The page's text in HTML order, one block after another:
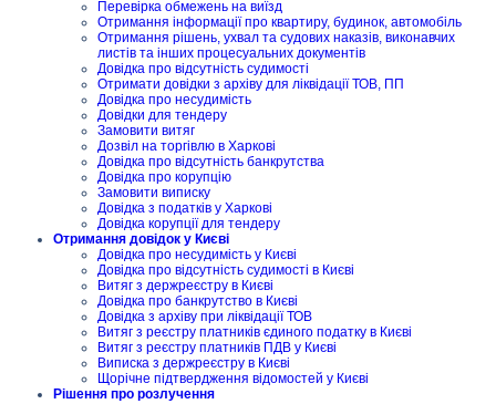
Перевірка обмежень на виїзд
Отримання інформації про квартиру, будинок, автомобіль
Отримання рішень, ухвал та судових наказів, виконавчих
листів та інших процесуальних документів
Довідка про відсутність судимості
Отримати довідки з архіву для ліквідації ТОВ, ПП
Довідка про несудимість
Довідки для тендеру
Замовити витяг
Дозвіл на торгівлю в Харкові
Довідка про відсутність банкрутства
Довідка про корупцію
Замовити виписку
Довідка з податків у Харкові
Довідка корупції для тендеру
Отримання довідок у Києві
Довідка про несудимість у Києві
Довідка про відсутність судимості в Києві
Витяг з держреєстру в Києві
Довідка про банкрутство в Києві
Довідка з архіву при ліквідації ТОВ
Витяг з реєстру платників єдиного податку в Києві
Витяг з реєстру платників ПДВ у Києві
Виписка з держреєстру в Києві
Щорічне підтвердження відомостей у Києві
Рішення про розлучення